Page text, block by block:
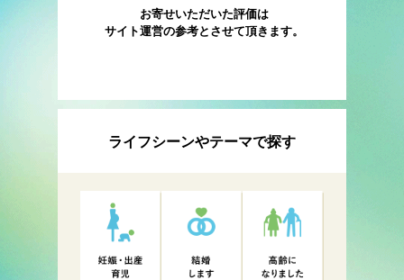
お寄せいただいた評価は
サイト運営の参考とさせて頂きます。
ライフシーンやテーマで探す